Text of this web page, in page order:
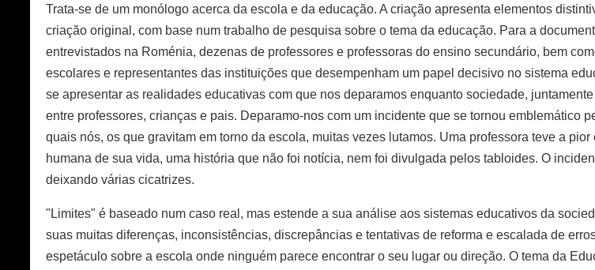
Trata-se de um monólogo acerca da escola e da educação. A criação apresenta elementos
criação original, com base num trabalho de pesquisa sobre o tema da educação. Para a
entrevistados na Roménia, dezenas de professores e professoras do ensino secundário, bem
escolares e representantes das instituições que desempenham um papel decisivo no sistema
se apresentar as realidades educativas com que nos deparamos enquanto sociedade,
entre professores, crianças e pais. Deparamo-nos com um incidente que se tornou emblemático
quais nós, os que gravitam em torno da escola, muitas vezes lutamos. Uma professora teve a
humana de sua vida, uma história que não foi notícia, nem foi divulgada pelos tabloides. O
deixando várias cicatrizes.
"Limites" é baseado num caso real, mas estende a sua análise aos sistemas educativos da
suas muitas diferenças, inconsistências, discrepâncias e tentativas de reforma e escalada de
espetáculo sobre a escola onde ninguém parece encontrar o seu lugar ou direção. O tema da